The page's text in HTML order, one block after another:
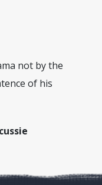
not by the
of his